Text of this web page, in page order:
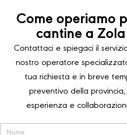
Come operiamo
cantine a Zola
Contattaci e spiegaci il
nostro operatore
tua richiesta e in breve
preventivo della
esperienza e